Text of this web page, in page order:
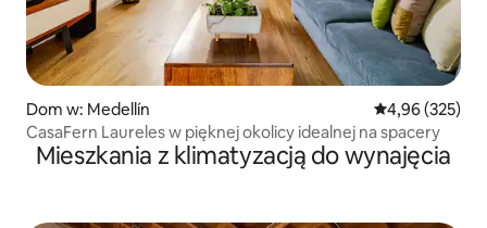
Dom w: Medellín Średnia
4,96 (325)
CasaFern Laureles w pięknej okolicy idealnej na spacery
Mieszkania z klimatyzacją do wynajęcia